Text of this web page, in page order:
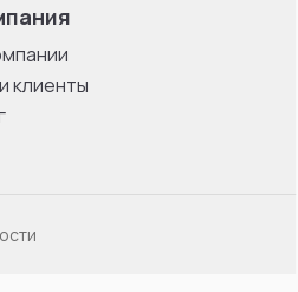
клиенты